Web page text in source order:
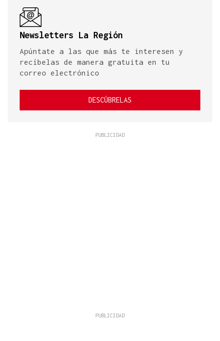
Newsletters La Región
Apúntate a las que más te interesen y
recíbelas de manera gratuita en tu
correo electrónico
DESCÚBRELAS